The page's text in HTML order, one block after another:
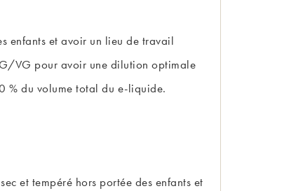
enfants et avoir un lieu de travail
VG pour avoir une dilution optimale
% du volume total du e-liquide.
et tempéré hors portée des enfants et